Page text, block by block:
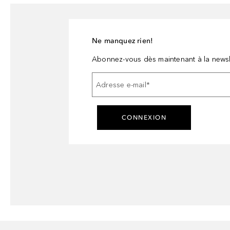
Ne manquez rien!
Abonnez-vous dès maintenant à la
Adresse e-mail *
CONNEXION